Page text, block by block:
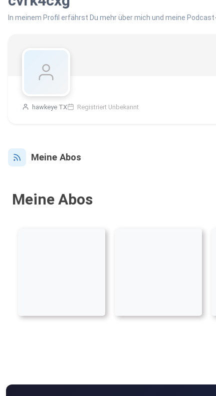
In meinem Profil erfährst Du mehr über mich und meine
hawkeye TX Registriert Unbekannt
Meine Abos
Meine Abos